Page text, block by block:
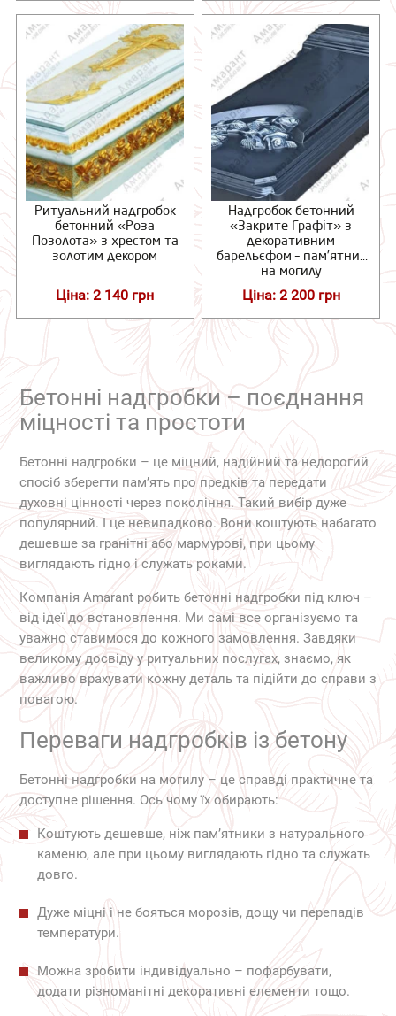
Ритуальний надгробок
бетонний «Роза
Позолота» з хрестом та
золотим декором
Ціна: 2 140 грн
Надгробок бетонний
«Закрите Графіт» з
декоративним
барельєфом – пам’ятник
на могилу
Ціна: 2 200 грн
Бетонні надгробки – поєднання
міцності та простоти
Бетонні надгробки – це міцний, надійний та недорогий
спосіб зберегти пам’ять про предків та передати
духовні цінності через покоління. Такий вибір дуже
популярний. І це невипадково. Вони коштують набагато
дешевше за гранітні або мармурові, при цьому
виглядають гідно і служать роками.
Компанія Amarant робить бетонні надгробки під ключ –
від ідеї до встановлення. Ми самі все організуємо та
уважно ставимося до кожного замовлення. Завдяки
великому досвіду у ритуальних послугах, знаємо, як
важливо врахувати кожну деталь та підійти до справи з
повагою.
Переваги надгробків із бетону
Бетонні надгробки на могилу – це справді практичне та
доступне рішення. Ось чому їх обирають:
Коштують дешевше, ніж пам’ятники з натурального
каменю, але при цьому виглядають гідно та служать
довго.
Дуже міцні і не бояться морозів, дощу чи перепадів
температури.
Можна зробити індивідуально – пофарбувати,
додати різноманітні декоративні елементи тощо.